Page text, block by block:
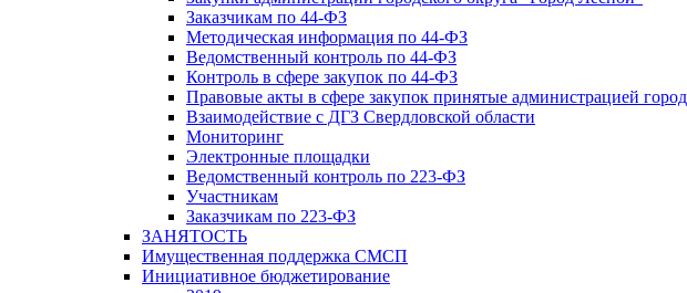
Заказчикам по 44-ФЗ
Методическая информация по 44-ФЗ
Ведомственный контроль по 44-ФЗ
Контроль в сфере закупок по 44-ФЗ
Правовые акты в сфере закупок принятые администрацией
Взаимодействие с ДГЗ Свердловской области
Мониторинг
Электронные площадки
Ведомственный контроль по 223-ФЗ
Участникам
Заказчикам по 223-ФЗ
ЗАНЯТОСТЬ
Имущественная поддержка СМСП
Инициативное бюджетирование